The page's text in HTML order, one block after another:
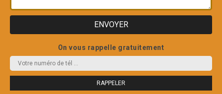
On vous rappelle gratuitement